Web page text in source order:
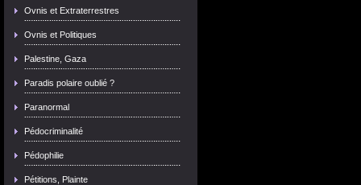
Ovnis et Extraterrestres
Ovnis et Politiques
Palestine, Gaza
Paradis polaire oublié ?
Paranormal
Pédocriminalité
Pédophilie
Pétitions, Plainte